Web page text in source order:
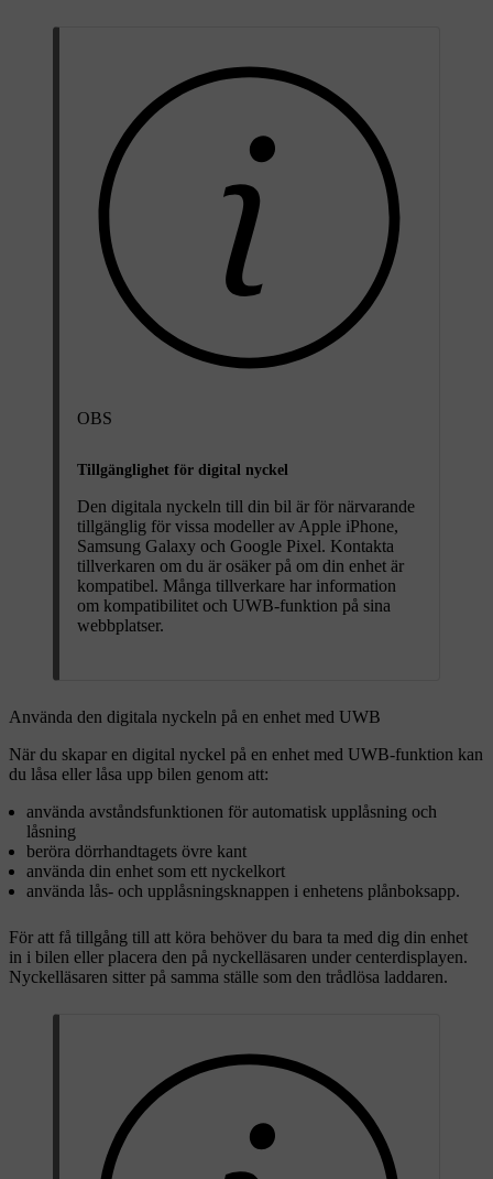
OBS
Tillgänglighet för digital nyckel
Den digitala nyckeln till din bil är för närvarande
tillgänglig för vissa modeller av Apple iPhone,
Samsung Galaxy och Google Pixel. Kontakta
tillverkaren om du är osäker på om din enhet är
kompatibel. Många tillverkare har information
om kompatibilitet och UWB-funktion på sina
webbplatser.
Använda den digitala nyckeln på en enhet med UWB
När du skapar en digital nyckel på en enhet med UWB-funktion kan
du låsa eller låsa upp bilen genom att:
använda avståndsfunktionen för automatisk upplåsning och
låsning
beröra dörrhandtagets övre kant
använda din enhet som ett nyckelkort
använda lås- och upplåsningsknappen i enhetens plånboksapp.
För att få tillgång till att köra behöver du bara ta med dig din enhet
in i bilen eller placera den på nyckelläsaren under centerdisplayen.
Nyckelläsaren sitter på samma ställe som den trådlösa laddaren.